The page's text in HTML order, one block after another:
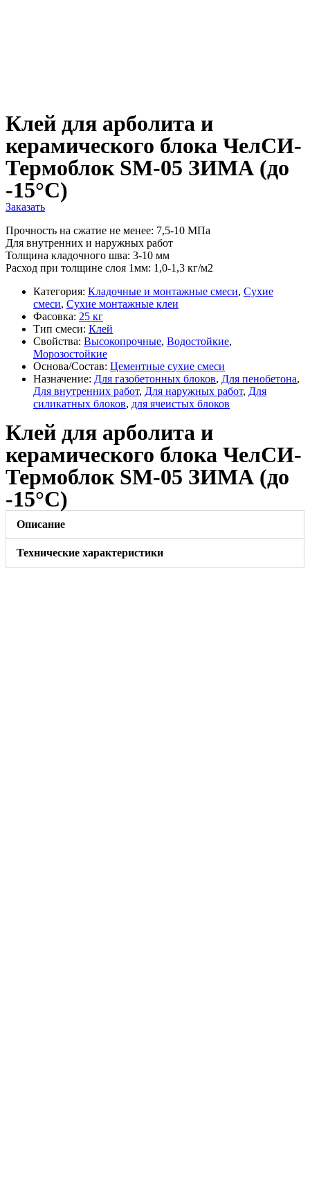
Клей для арболита и
керамического блока ЧелСИ-
Термоблок SM-05 ЗИМА (до
-15°C)
Заказать
Прочность на сжатие не менее: 7,5-10 МПа
Для внутренних и наружных работ
Толщина кладочного шва: 3-10 мм
Расход при толщине слоя 1мм: 1,0-1,3 кг/м2
Категория: Кладочные и монтажные смеси, Сухие
смеси, Сухие монтажные клеи
Фасовка: 25 кг
Тип смеси: Клей
Свойства: Высокопрочные, Водостойкие,
Морозостойкие
Основа/Состав: Цементные сухие смеси
Назначение: Для газобетонных блоков, Для пенобетона,
Для внутренних работ, Для наружных работ, Для
силикатных блоков, для ячеистых блоков
Клей для арболита и
керамического блока ЧелСИ-
Термоблок SM-05 ЗИМА (до
-15°C)
Описание
Технические характеристики